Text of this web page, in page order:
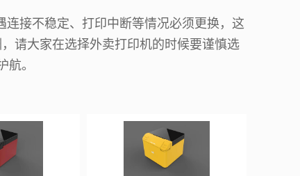
接不稳定、打印中断等情况必须更换，这
请大家在选择外卖打印机的时候要谨慎选
。